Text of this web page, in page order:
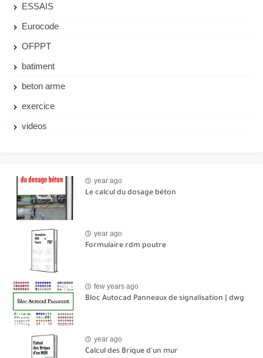
ESSAIS
Eurocode
OFPPT
batiment
beton arme
exercice
videos
year ago
Le calcul du dosage béton
year ago
Formulaire rdm poutre
few years ago
Bloc Autocad Panneaux de signalisation | dwg
year ago
Calcul des Brique d'un mur